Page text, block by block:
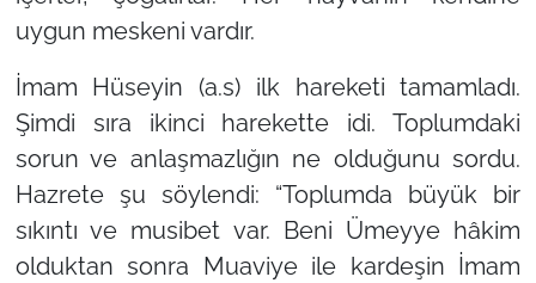
uygun meskeni vardır.
İmam Hüseyin (a.s) ilk hareketi tamamladı.
Şimdi sıra ikinci harekette idi. Toplumdaki
sorun ve anlaşmazlığın ne olduğunu sordu.
Hazrete şu söylendi: “Toplumda büyük bir
sıkıntı ve musibet var. Beni Ümeyye hâkim
olduktan sonra Muaviye ile kardeşin İmam